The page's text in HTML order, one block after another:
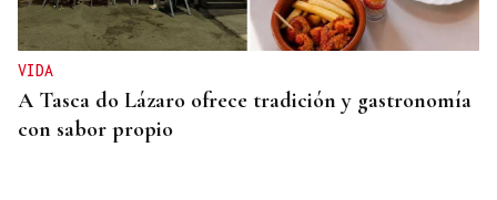
VIDA
A Tasca do Lázaro ofrece tradición y gastronomía
con sabor propio